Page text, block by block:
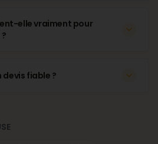
elle vraiment pour
fiable ?